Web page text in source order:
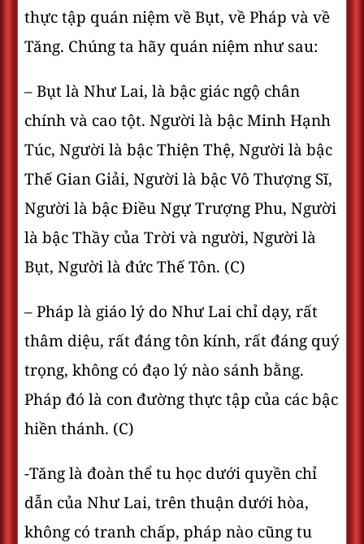
thực tập quán niệm về Bụt, về Pháp và về
Tăng. Chúng ta hãy quán niệm như sau:
– Bụt là Như Lai, là bậc giác ngộ chân
chính và cao tột. Người là bậc Minh Hạnh
Túc, Người là bậc Thiện Thệ, Người là bậc
Thế Gian Giải, Người là bậc Vô Thượng Sĩ,
Người là bậc Điều Ngự Trượng Phu, Người
là bậc Thầy của Trời và người, Người là
Bụt, Người là đức Thế Tôn. (C)
– Pháp là giáo lý do Như Lai chỉ dạy, rất
thâm diệu, rất đáng tôn kính, rất đáng quý
trọng, không có đạo lý nào sánh bằng.
Pháp đó là con đường thực tập của các bậc
hiền thánh. (C)
-Tăng là đoàn thể tu học dưới quyền chỉ
dẫn của Như Lai, trên thuận dưới hòa,
không có tranh chấp, pháp nào cũng tu